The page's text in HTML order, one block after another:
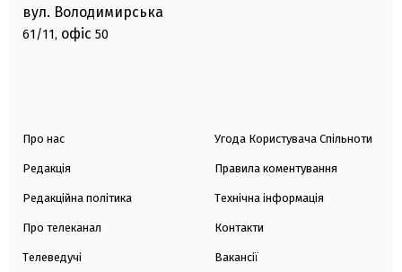
вул. Володимирська
61/11, офіс 50
Про нас
Редакція
Редакційна політика
Про телеканал
Телеведучі
Угода Користувача Спільноти
Правила коментування
Технічна інформація
Контакти
Вакансії